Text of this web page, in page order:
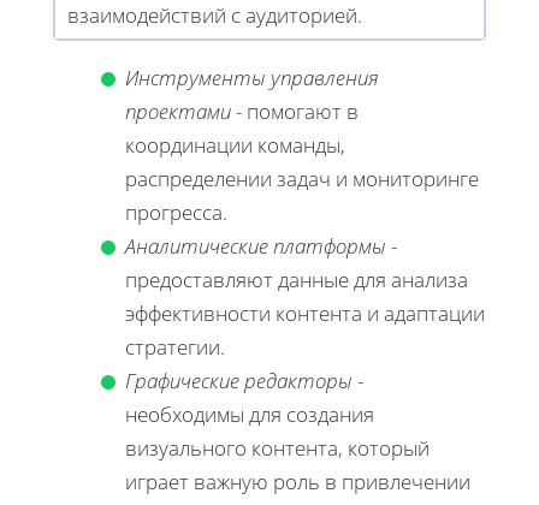
взаимодействий с аудиторией.
Инструменты управления
проектами- помогают в
координации команды,
распределении задач и мониторинге
прогресса.
Аналитические платформы -
предоставляют данные для анализа
эффективности контента и адаптации
стратегии.
Графические редакторы -
необходимы для создания
визуального контента, который
играет важную роль в привлечении